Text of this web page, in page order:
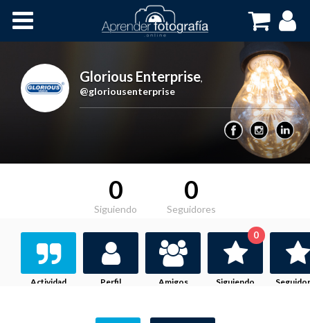
Cursos OnLine
Glorious Enterprise,
@gloriousenterprise
0
Siguiendo
0
Seguidores
Actividad Perfil Amigos Siguiendo
0